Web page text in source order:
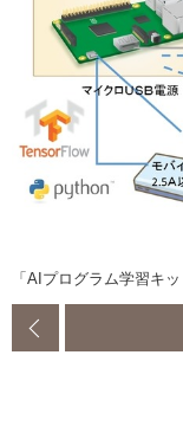
「AIプログラム学習キ